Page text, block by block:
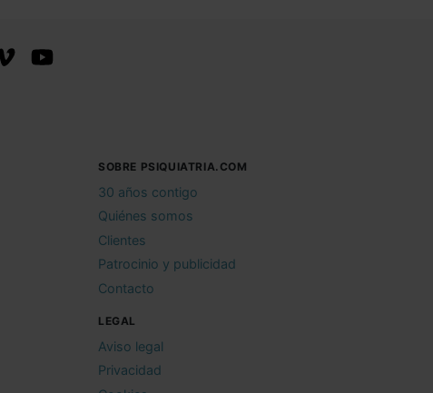
SOBRE PSIQUIATRIA.COM
30 años contigo
Quiénes somos
Clientes
Patrocinio y publicidad
Contacto
LEGAL
Aviso legal
Privacidad